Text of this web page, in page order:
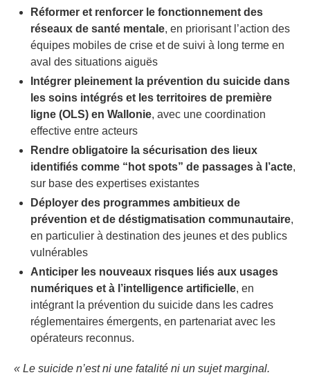
Réformer et renforcer le fonctionnement des
réseaux de santé mentale, en priorisant l’action des
équipes mobiles de crise et de suivi à long terme en
aval des situations aiguës
Intégrer pleinement la prévention du suicide dans
les soins intégrés et les territoires de première
ligne (OLS) en Wallonie, avec une coordination
effective entre acteurs
Rendre obligatoire la sécurisation des lieux
identifiés comme “hot spots” de passages à l’acte,
sur base des expertises existantes
Déployer des programmes ambitieux de
prévention et de déstigmatisation communautaire,
en particulier à destination des jeunes et des publics
vulnérables
Anticiper les nouveaux risques liés aux usages
numériques et à l’intelligence artificielle, en
intégrant la prévention du suicide dans les cadres
réglementaires émergents, en partenariat avec les
opérateurs reconnus.
« Le suicide n’est ni une fatalité ni un sujet marginal.